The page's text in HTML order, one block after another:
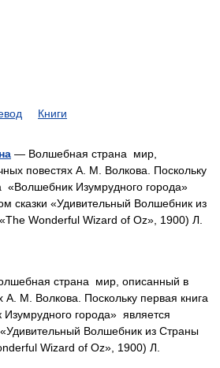
Книги
— Волшебная страна мир,
повестях А. М. Волкова. Поскольку
«Волшебник Изумрудного города»
сказки «Удивительный Волшебник из
Wonderful Wizard of Oz», 1900) Л.
страна мир, описанный в
А. М. Волкова. Поскольку первая книга
города» является
«Удивительный Волшебник из Страны
Wizard of Oz», 1900) Л.